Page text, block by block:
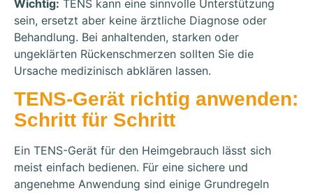
Wichtig: TENS kann eine sinnvolle Unterstützung
sein, ersetzt aber keine ärztliche Diagnose oder
Behandlung. Bei anhaltenden, starken oder
ungeklärten Rückenschmerzen sollten Sie die
Ursache medizinisch abklären lassen.
TENS-Gerät richtig anwenden:
Schritt für Schritt
Ein TENS-Gerät für den Heimgebrauch lässt sich
meist einfach bedienen. Für eine sichere und
angenehme Anwendung sind einige Grundregeln